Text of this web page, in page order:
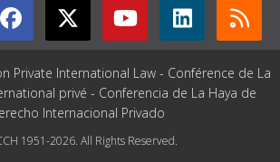
Private International Law - Conférence de La
privé - Conferencia de La Haya de
Internacional Privado
1951-2026. All Rights Reserved.